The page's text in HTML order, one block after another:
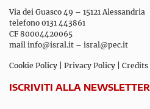
Via dei Guasco 49 – 15121 Alessandria
telefono 0131 443861
CF 80004420065
mail info@isral.it – isral@pec.it
Cookie Policy Privacy Policy Credits
ISCRIVITI ALLA NEWSLETTER